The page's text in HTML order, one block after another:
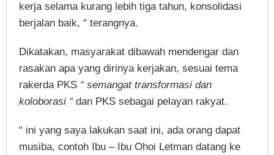
kerja selama kurang lebih tiga tahun, konsolidasi
berjalan baik, “ terangnya.
Dikatakan, masyarakat dibawah mendengar dan
rasakan apa yang dirinya kerjakan, sesuai tema
rakerda PKS “ semangat transformasi dan
koloborasi “ dan PKS sebagai pelayan rakyat.
“ ini yang saya lakukan saat ini, ada orang dapat
musiba, contoh Ibu – Ibu Ohoi Letman datang ke